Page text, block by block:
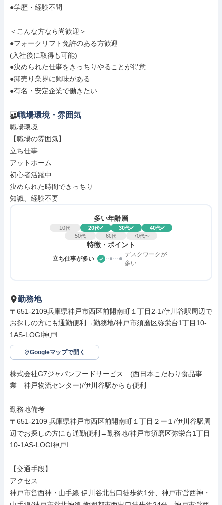
●学歴・経験不問
＜こんな方なら尚歓迎＞
●フォークリフト免許のある方歓迎
(入社後に取得も可能)
●決められた仕事をきっちりやることが得意
●卸売り業界に興味がある
●有名・安定企業で働きたい
職場環境・雰囲気
職場環境
【職場の雰囲気】
立ち仕事
アットホーム
初心者活躍中
決められた時間できっちり
知識、経験不要
多い年齢層
10代 20代 30代 40代
50代 60代 70代〜
特徴・ポイント
立ち仕事が多い
デスクワークが
多い
勤務地
〒651-2109兵庫県神戸市西区前開南町１丁目2-1/伊川谷駅周辺で
お探しの方にも通勤便利→勤務地/神戸市須磨区弥栄台1丁目10-
1AS-LOGI神戸I
Googleマップで開く
株式会社G7ジャパンフードサービス　(西日本こだわり食品事
業　神戸物流センター)/伊川谷駅からも便利
勤務地備考
〒651-2109 兵庫県神戸市西区前開南町１丁目２ー１/伊川谷駅周
辺でお探しの方にも通勤便利→勤務地/神戸市須磨区弥栄台1丁目
10-1AS-LOGI神戸I
【交通手段】
アクセス
神戸市営西神・山手線 伊川谷北出口徒歩約1分、神戸市営西神・